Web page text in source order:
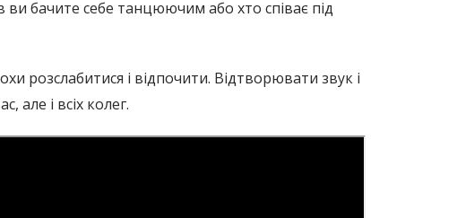
ви бачите себе танцюючим або хто співає під
розслабитися і відпочити. Відтворювати звук і
але і всіх колег.